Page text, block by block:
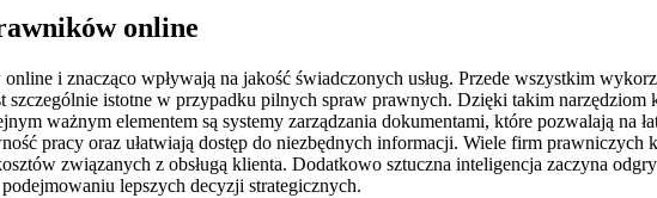
online
i znacząco wpływają na jakość świadczonych usług. Przede wszystkim
istotne w przypadku pilnych spraw prawnych. Dzięki takim
ważnym elementem są systemy zarządzania dokumentami, które pozwalają na
pracy oraz ułatwiają dostęp do niezbędnych informacji. Wiele firm prawniczych
związanych z obsługą klienta. Dodatkowo sztuczna inteligencja zaczyna
lepszych decyzji strategicznych.